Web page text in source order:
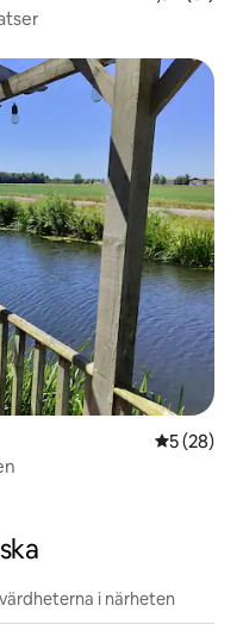
5 av 5 i
5 (28)
i närheten